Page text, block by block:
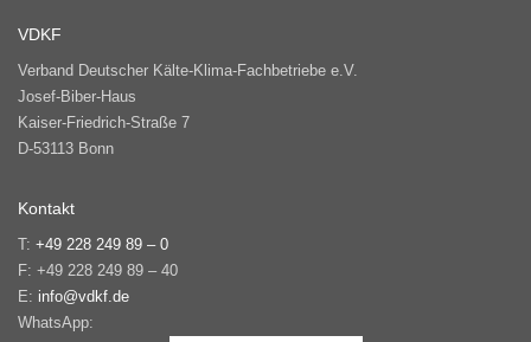
VDKF
Verband Deutscher Kälte-Klima-Fachbetriebe e.V.
Josef-Biber-Haus
Kaiser-Friedrich-Straße 7
D-53113 Bonn
Kontakt
T: +49 228 249 89 – 0
F: +49 228 249 89 – 40
E: info@vdkf.de
WhatsApp: